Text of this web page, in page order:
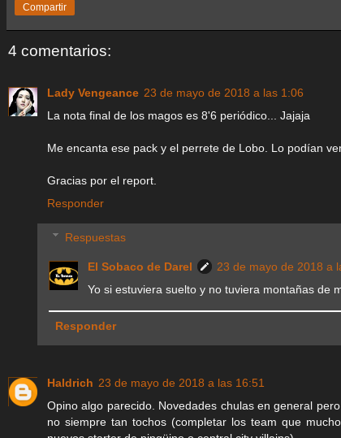
Compartir
4 comentarios:
Lady Vengeance 23 de mayo de 2018 a las 1:06
La nota final de los magos es 8'6 periódico... Jajaja
Me encanta ese pack y el perrete de Lobo. Lo podían
Gracias por el report.
Responder
Respuestas
El Sobaco de Darel
23 de mayo de 2018 a
Yo si estuviera suelto y no tuviera montañas de
Responder
Haldrich 23 de mayo de 2018 a las 16:51
Opino algo parecido. Novedades chulas en general
no siempre tan tochos (completar los team que